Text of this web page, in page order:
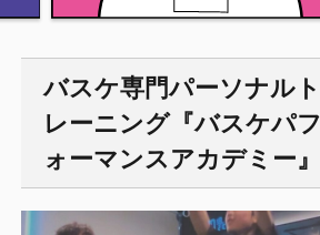
バスケ専門パーソナルト
レーニング『バスケパフ
ォーマンスアカデミー』